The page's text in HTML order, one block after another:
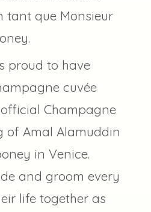
tant que Monsieur
proud to have
cuvée
Champagne
of Amal Alamuddin
in Venice.
and groom every
life together as